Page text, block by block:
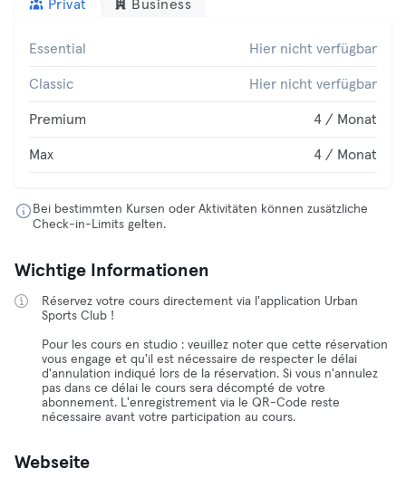
Privat Business
Essential Hier nicht verfügbar
Classic Hier nicht verfügbar
Premium 4 / Monat
Max 4 / Monat
Bei bestimmten Kursen oder Aktivitäten können zusätzliche
Check-in-Limits gelten.
Wichtige Informationen
Réservez votre cours directement via l'application Urban
Sports Club !
Pour les cours en studio : veuillez noter que cette réservation
vous engage et qu'il est nécessaire de respecter le délai
d'annulation indiqué lors de la réservation. Si vous n'annulez
pas dans ce délai le cours sera décompté de votre
abonnement. L'enregistrement via le QR-Code reste
nécessaire avant votre participation au cours.
Webseite